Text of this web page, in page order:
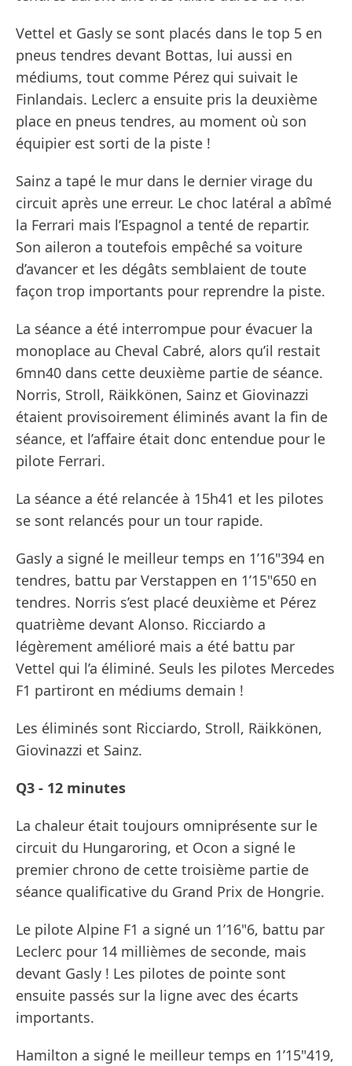
Vettel et Gasly se sont placés dans le top 5 en
pneus tendres devant Bottas, lui aussi en
médiums, tout comme Pérez qui suivait le
Finlandais. Leclerc a ensuite pris la deuxième
place en pneus tendres, au moment où son
équipier est sorti de la piste !
Sainz a tapé le mur dans le dernier virage du
circuit après une erreur. Le choc latéral a abîmé
la Ferrari mais l’Espagnol a tenté de repartir.
Son aileron a toutefois empêché sa voiture
d’avancer et les dégâts semblaient de toute
façon trop importants pour reprendre la piste.
La séance a été interrompue pour évacuer la
monoplace au Cheval Cabré, alors qu’il restait
6mn40 dans cette deuxième partie de séance.
Norris, Stroll, Räikkönen, Sainz et Giovinazzi
étaient provisoirement éliminés avant la fin de
séance, et l’affaire était donc entendue pour le
pilote Ferrari.
La séance a été relancée à 15h41 et les pilotes
se sont relancés pour un tour rapide.
Gasly a signé le meilleur temps en 1’16"394 en
tendres, battu par Verstappen en 1’15"650 en
tendres. Norris s’est placé deuxième et Pérez
quatrième devant Alonso. Ricciardo a
légèrement amélioré mais a été battu par
Vettel qui l’a éliminé. Seuls les pilotes Mercedes
F1 partiront en médiums demain !
Les éliminés sont Ricciardo, Stroll, Räikkönen,
Giovinazzi et Sainz.
Q3 - 12 minutes
La chaleur était toujours omniprésente sur le
circuit du Hungaroring, et Ocon a signé le
premier chrono de cette troisième partie de
séance qualificative du Grand Prix de Hongrie.
Le pilote Alpine F1 a signé un 1’16"6, battu par
Leclerc pour 14 millièmes de seconde, mais
devant Gasly ! Les pilotes de pointe sont
ensuite passés sur la ligne avec des écarts
importants.
Hamilton a signé le meilleur temps en 1’15"419,